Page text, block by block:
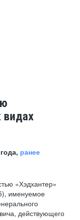
видах
ранее
«Хэдхантер»
именуемое
действующего